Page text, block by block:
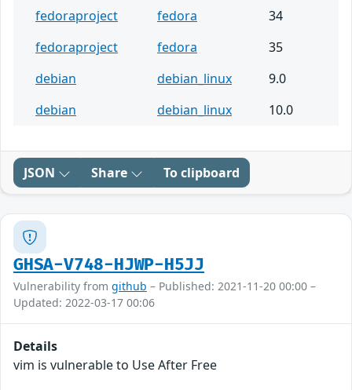
fedoraproject
fedora
34
fedoraproject
fedora
35
debian
debian_linux
9.0
debian
debian_linux 10.0
JSON Share To clipboard
GHSA-V748-HJWP-H5JJ
Vulnerability from github – Published: 2021-11-20 00:00 –
Updated: 2022-03-17 00:06
Details
vim is vulnerable to Use After Free